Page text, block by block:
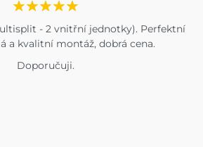
- 2 vnitřní jednotky). Perfektní
a kvalitní montáž, dobrá cena.
Doporučuji.